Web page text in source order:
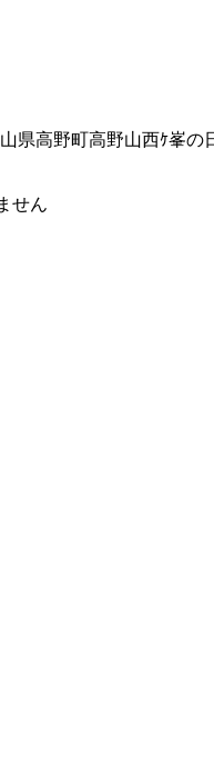
県高野町高野山西ｹ峯
せん